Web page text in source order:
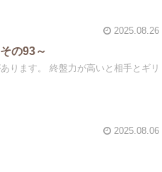
2025.08.26
の93～
ります。 終盤力が高いと相手とギリ
2025.08.06